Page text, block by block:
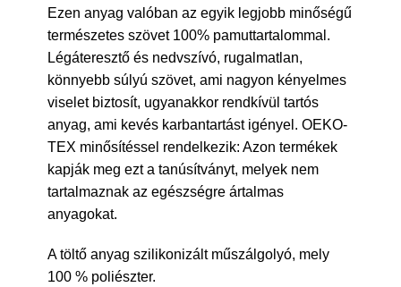
Ezen anyag valóban az egyik legjobb minőségű
természetes szövet 100% pamuttartalommal.
Légáteresztő és nedvszívó, rugalmatlan,
könnyebb súlyú szövet, ami nagyon kényelmes
viselet biztosít, ugyanakkor rendkívül tartós
anyag, ami kevés karbantartást igényel. OEKO-
TEX minősítéssel rendelkezik: Azon termékek
kapják meg ezt a tanúsítványt, melyek nem
tartalmaznak az egészségre ártalmas
anyagokat.
A töltő anyag szilikonizált műszálgolyó, mely
100 % poliészter.